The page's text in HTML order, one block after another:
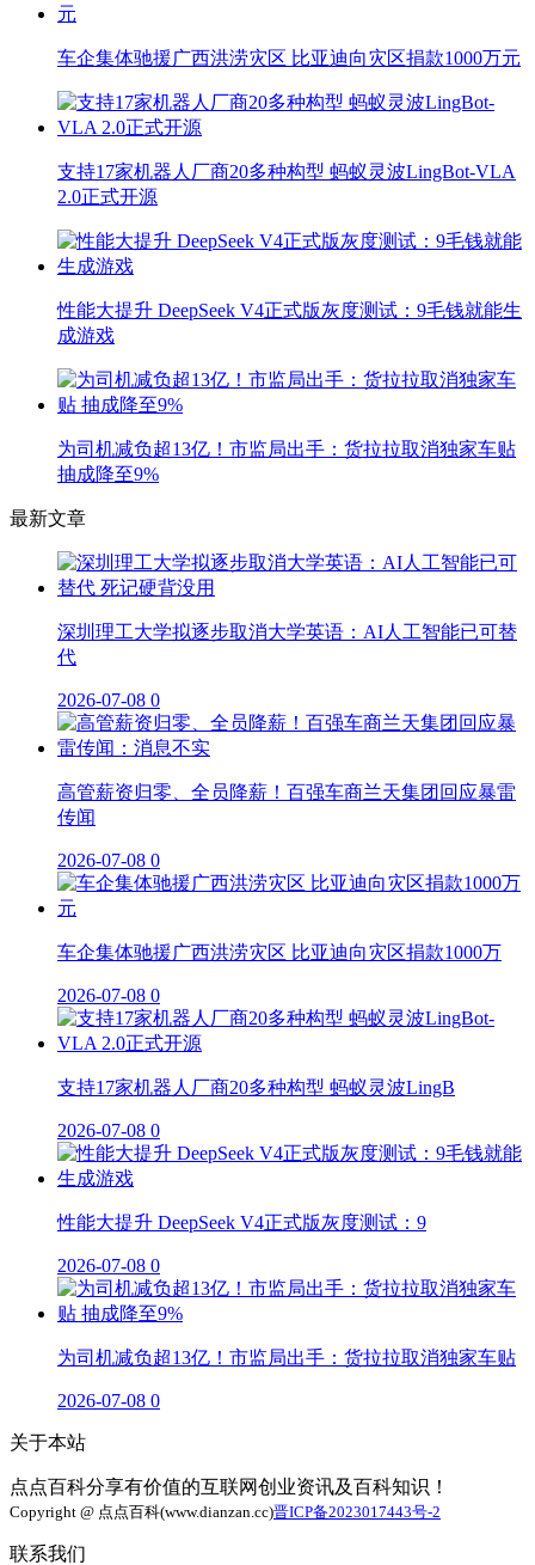
车企集体驰援广西洪涝灾区 比亚迪向灾区捐款1000万元
支持17家机器人厂商20多种构型 蚂蚁灵波LingBot-VLA
2.0正式开源
性能大提升 DeepSeek V4正式版灰度测试：9毛钱就能生
成游戏
为司机减负超13亿！市监局出手：货拉拉取消独家车贴
抽成降至9%
最新文章
深圳理工大学拟逐步取消大学英语：AI人工智能已可替
代
2026-07-08 0
高管薪资归零、全员降薪！百强车商兰天集团回应暴雷
传闻
2026-07-08 0
车企集体驰援广西洪涝灾区 比亚迪向灾区捐款1000万
2026-07-08 0
支持17家机器人厂商20多种构型 蚂蚁灵波LingB
2026-07-08 0
性能大提升 DeepSeek V4正式版灰度测试：9
2026-07-08 0
为司机减负超13亿！市监局出手：货拉拉取消独家车贴
2026-07-08 0
关于本站
点点百科分享有价值的互联网创业资讯及百科知识！
Copyright @ 点点百科(www.dianzan.cc)晋ICP备2023017443号-2
联系我们